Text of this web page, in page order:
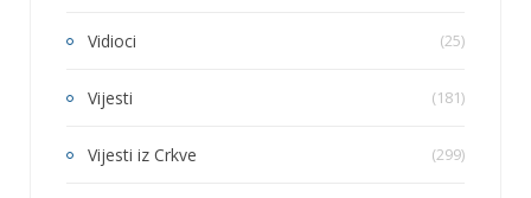
Vidioci (25)
Vijesti (181)
Vijesti iz Crkve (299)